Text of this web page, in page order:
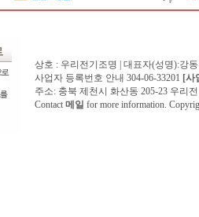
상호 : 우리전기조명 | 대표자(성명):강
사업자 등록번호 안내 304-06-33201 [사
주소: 충북 제천시 화산동 205-23 우리
Contact 메일 for more information.